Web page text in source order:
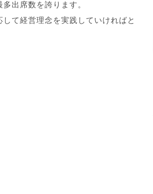
出席数を誇ります。
て経営理念を実践していければと